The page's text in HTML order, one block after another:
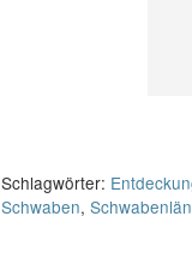
Schlagwörter:
Schwaben,